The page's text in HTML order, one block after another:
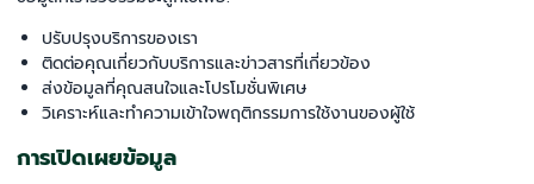
ปรับปรุงบริการของเรา
ติดต่อคุณเกี่ยวกับบริการและข่าวสารที่เกี่ยวข้อง
ส่งข้อมูลที่คุณสนใจและโปรโมชั่นพิเศษ
วิเคราะห์และทำความเข้าใจพฤติกรรมการใช้งานของผู้ใช้
การเปิดเผยข้อมูล